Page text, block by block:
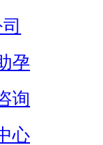
孕
询
心